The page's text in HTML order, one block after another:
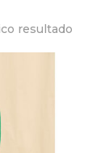
resultado